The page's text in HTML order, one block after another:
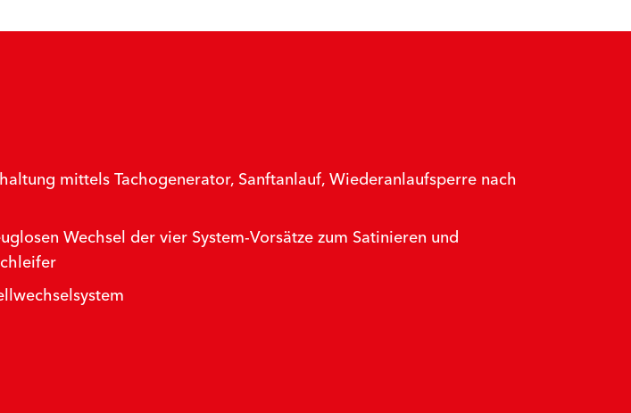
mittels Tachogenerator, Sanftanlauf, Wiederanlaufsperre nach
Wechsel der vier System-Vorsätze zum Satinieren und